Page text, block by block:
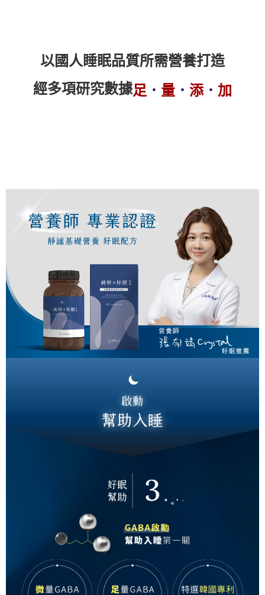
以國人睡眠品質所需營養打造
經多項研究數據足 ． 量 ． 添． 加